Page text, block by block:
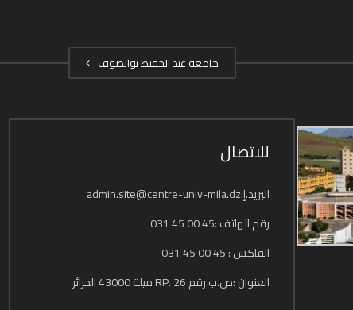
جامعة عبد الحفيظ بوالصوف
للاتصال
البريد.إ:admin.site@centre-univ-mila.dz
رقم الهاتف :45 00 45 031
الفاكس : 45 00 45 031
العنوان :ص.ب رقم 26 .RP ميلة 43000 الجزائر